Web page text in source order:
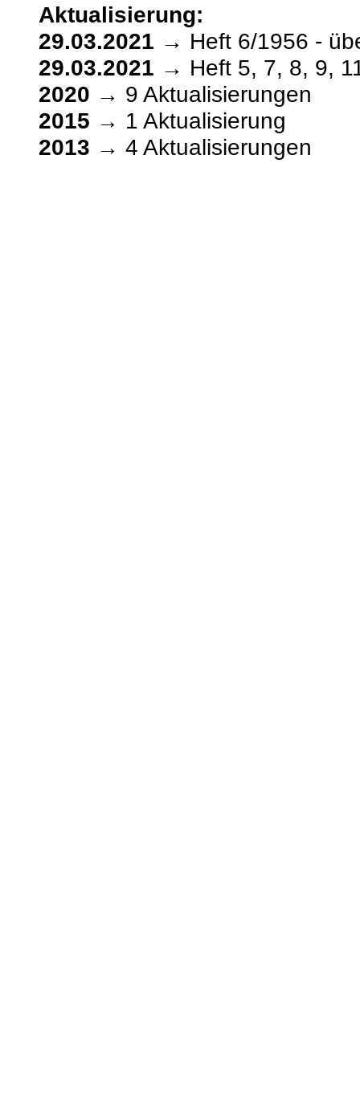
Aktualisierung:
29.03.2021 → Heft 6/1956 -
29.03.2021 → Heft 5, 7, 8, 9,
2020 → 9 Aktualisierungen
2015 → 1 Aktualisierung
2013 → 4 Aktualisierungen